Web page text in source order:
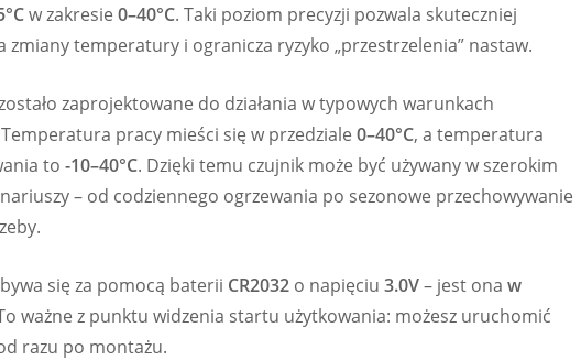
w zakresie 0–40°C. Taki poziom precyzji pozwala skuteczniej
zmiany temperatury i ogranicza ryzyko „przestrzelenia” nastaw.
zaprojektowane do działania w typowych warunkach
pracy mieści się w przedziale 0–40°C, a temperatura
to -10–40°C. Dzięki temu czujnik może być używany w szerokim
– od codziennego ogrzewania po sezonowe przechowywanie
się za pomocą baterii CR2032 o napięciu 3.0V– jest ona w
ważne z punktu widzenia startu użytkowania: możesz uruchomić
razu po montażu.